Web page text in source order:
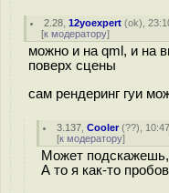
2.28 ,12yoexpert (ok),
[к модератору]
можно и на qml, и на
поверх сцены
сам рендеринг гуи
3.137 ,Cooler(??),
[к модератору]
Может подскажешь,
А то я как-то